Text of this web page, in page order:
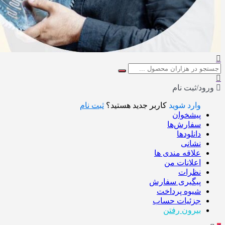
ورود/ثبت نام
وارد شوید کاربر جدید هستید؟ ثبت نام
پیشخوان
سفارش‌ها
دانلودها
نشانی
علاقه مندی ها
اعلانات من
نظرات
پیگیری سفارش
شیوه پرداخت
جزئیات حساب
بیرون رفتن